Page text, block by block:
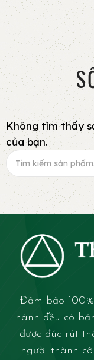
Không tìm thấy
của bạn.
Đảm bảo
hành đều có
được đúc rút
người thành